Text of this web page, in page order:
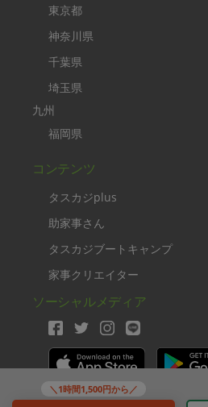
＼1時間1,500円から／
東京都
神奈川県
千葉県
埼玉県
九州
福岡県
コンテンツ
タスカジplus
助家事さん
タスカジブートキャンプ
家事クリエイター
ソーシャルメディア